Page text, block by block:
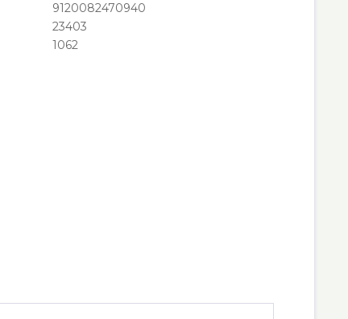
9120082470940
23403
1062